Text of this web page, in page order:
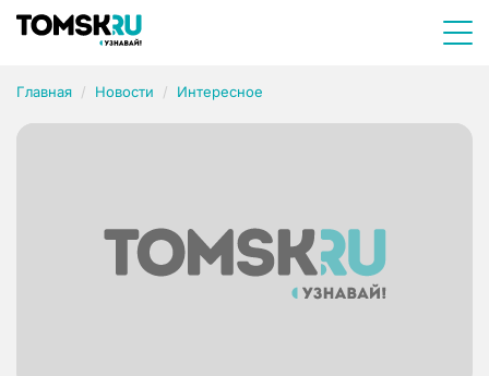
Главная Новости Интересное